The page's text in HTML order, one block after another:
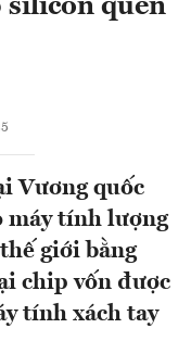
silicon quen
Vương quốc
máy tính lượng
giới bằng
chip vốn được
tính xách tay